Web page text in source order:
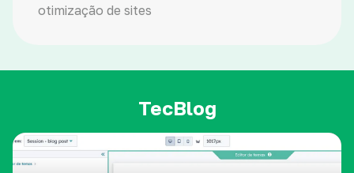
otimização de sites
TecBlog